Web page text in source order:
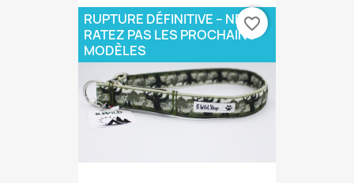
RUPTURE DÉFINITIVE – NE
RATEZ PAS LES PROCHAINS
MODÈLES
favorite_border